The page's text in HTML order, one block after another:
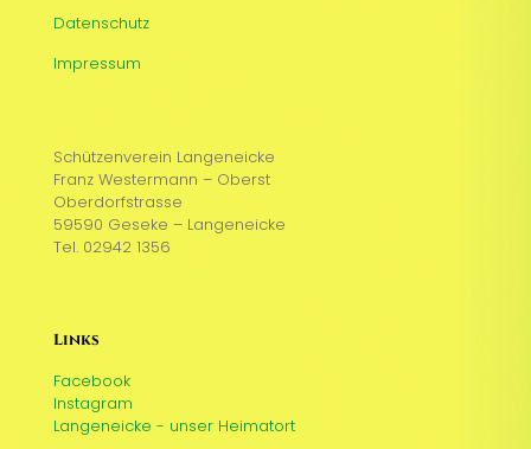
Datenschutz
Impressum
Schützenverein Langeneicke
Franz Westermann – Oberst
Oberdorfstrasse
59590 Geseke – Langeneicke
Tel. 02942 1356
Links
Facebook
Instagram
Langeneicke - unser Heimatort